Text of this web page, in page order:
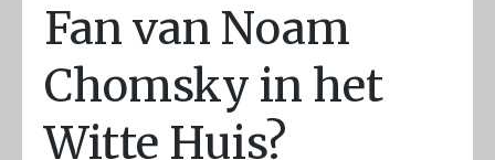
Fan van Noam
Chomsky in het
Witte Huis?